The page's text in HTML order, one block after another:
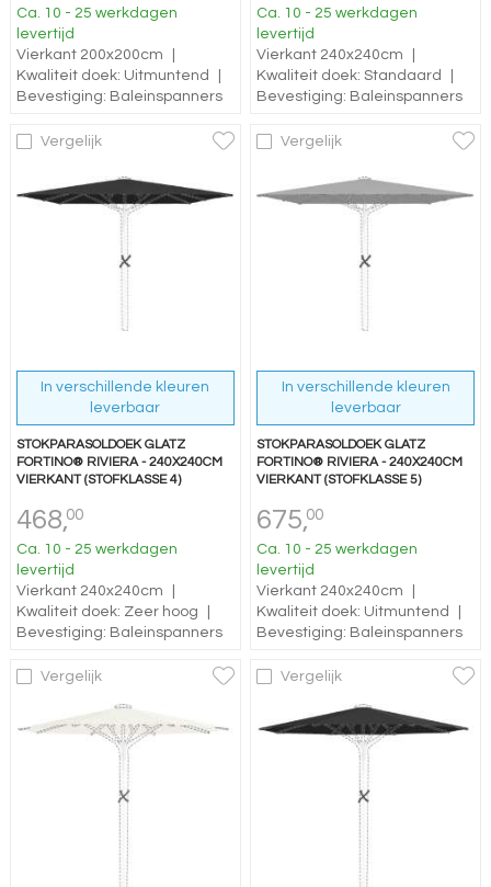
Ca. 10 - 25 werkdagen
levertijd
Vierkant 200x200cm
Kwaliteit doek: Uitmuntend
Bevestiging: Baleinspanners
Ca. 10 - 25 werkdagen
levertijd
Vierkant 240x240cm
Kwaliteit doek: Standaard
Bevestiging: Baleinspanners
Vergelijk
In verschillende kleuren
leverbaar
STOKPARASOLDOEK GLATZ
FORTINO® RIVIERA - 240X240CM
VIERKANT (STOFKLASSE 4)
468,00
Ca. 10 - 25 werkdagen
levertijd
Vierkant 240x240cm
Kwaliteit doek: Zeer hoog
Bevestiging: Baleinspanners
Vergelijk
In verschillende kleuren
leverbaar
STOKPARASOLDOEK GLATZ
FORTINO® RIVIERA - 240X240CM
VIERKANT (STOFKLASSE 5)
675,00
Ca. 10 - 25 werkdagen
levertijd
Vierkant 240x240cm
Kwaliteit doek: Uitmuntend
Bevestiging: Baleinspanners
Vergelijk Vergelijk